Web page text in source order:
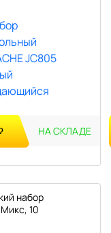
НА СКЛАДЕ
набор
Микс, 10
вращающ..